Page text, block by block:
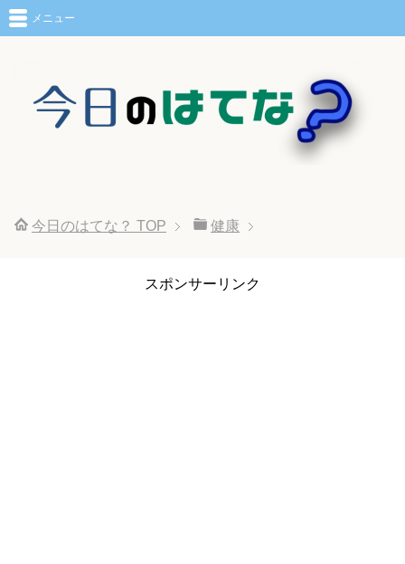
メニュー
今日のはてな？ TOP 健康
スポンサーリンク